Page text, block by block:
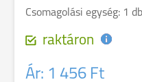
Csomagolási egység: 1 db
raktáron
Ár: 1 456 Ft